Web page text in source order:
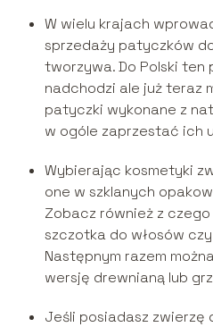
W wielu krajach
sprzedaży patyczków
tworzywa. Do Polski ten
nadchodzi ale już teraz
patyczki wykonane z
w ogóle zaprzestać ich
Wybierając kosmetyki
one w szklanych
Zobacz również z
szczotka do włosów
Następnym razem
wersję drewnianą lub
Jeśli posiadasz zwierzę